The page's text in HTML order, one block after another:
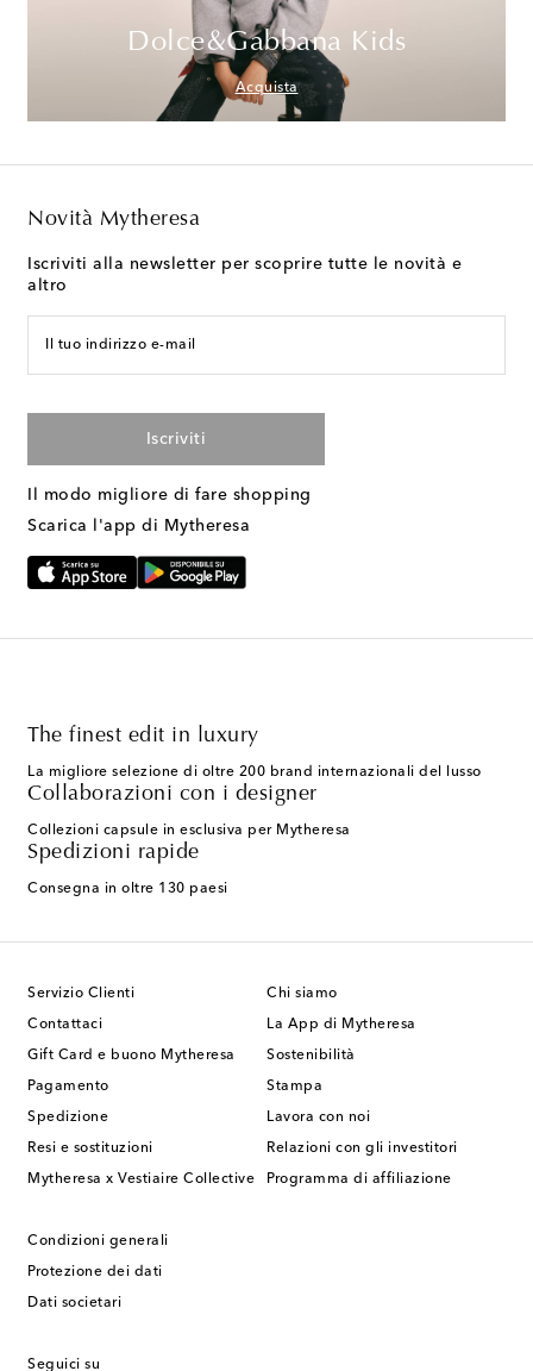
Dolce&Gabbana Kids
Acquista
Novità Mytheresa
Iscriviti alla newsletter per scoprire tutte le novità e
altro
Il tuo indirizzo e-mail
Iscriviti
Il modo migliore di fare shopping
Scarica l'app di Mytheresa
The finest edit in luxury
La migliore selezione di oltre 200 brand internazionali del lusso
Collaborazioni con i designer
Collezioni capsule in esclusiva per Mytheresa
Spedizioni rapide
Consegna in oltre 130 paesi
Servizio Clienti
Contattaci
Gift Card e buono Mytheresa
Pagamento
Spedizione
Resi e sostituzioni
Mytheresa x Vestiaire Collective
Chi siamo
La App di Mytheresa
Sostenibilità
Stampa
Lavora con noi
Relazioni con gli investitori
Programma di affiliazione
Condizioni generali
Protezione dei dati
Dati societari
Seguici su